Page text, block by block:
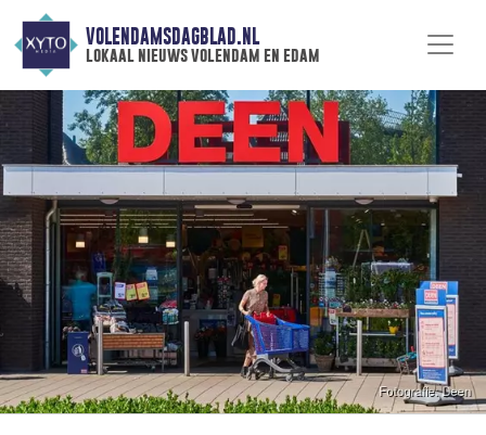
VOLENDAMSDAGBLAD.NL
lokaal nieuws volendam en edam